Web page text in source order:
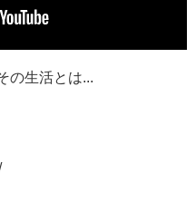
の生活とは...